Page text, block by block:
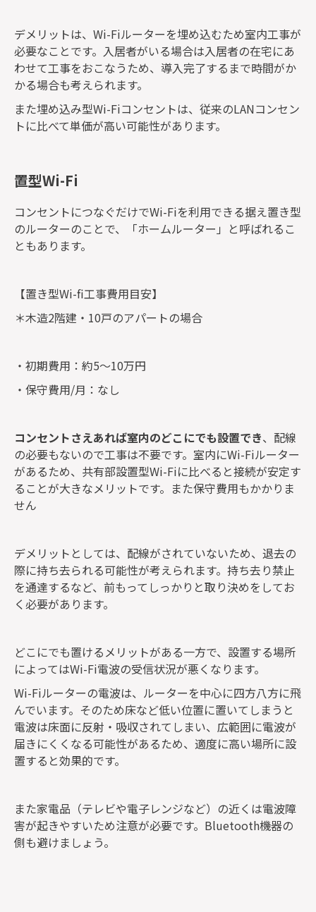
デメリットは、Wi-Fiルーターを埋め込むため室内工事が
必要なことです。入居者がいる場合は入居者の在宅にあ
わせて工事をおこなうため、導入完了するまで時間がか
かる場合も考えられます。
また埋め込み型Wi-Fiコンセントは、従来のLANコンセン
トに比べて単価が高い可能性があります。
置型Wi-Fi
コンセントにつなぐだけでWi-Fiを利用できる据え置き型
のルーターのことで、「ホームルーター」と呼ばれるこ
ともあります。
【置き型Wi-fi工事費用目安】
＊木造2階建・10戸のアパートの場合
・初期費用：約5〜10万円
・保守費用/月：なし
コンセントさえあれば室内のどこにでも設置でき、配線
の必要もないので工事は不要です。室内にWi-Fiルーター
があるため、共有部設置型Wi-Fiに比べると接続が安定す
ることが大きなメリットです。また保守費用もかかりま
せん
デメリットとしては、配線がされていないため、退去の
際に持ち去られる可能性が考えられます。持ち去り禁止
を通達するなど、前もってしっかりと取り決めをしてお
く必要があります。
どこにでも置けるメリットがある一方で、設置する場所
によってはWi-Fi電波の受信状況が悪くなります。
Wi-Fiルーターの電波は、ルーターを中心に四方八方に飛
んでいます。そのため床など低い位置に置いてしまうと
電波は床面に反射・吸収されてしまい、広範囲に電波が
届きにくくなる可能性があるため、適度に高い場所に設
置すると効果的です。
また家電品（テレビや電子レンジなど）の近くは電波障
害が起きやすいため注意が必要です。Bluetooth機器の
側も避けましょう。